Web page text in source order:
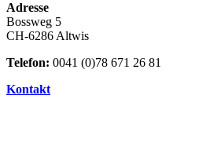
Adresse
Bossweg 5
CH-6286 Altwis
Telefon: 0041 (0)78 671 26 81
Kontakt